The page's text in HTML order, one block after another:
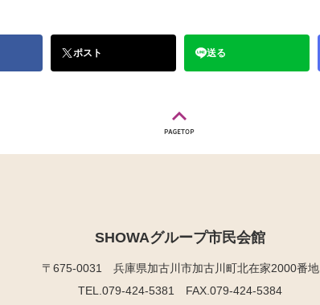
ポスト 送る
SHOWAグループ市民会館
〒675-0031 兵庫県加古川市加古川町北在家2000番地
TEL.079-424-5381 FAX.079-424-5384